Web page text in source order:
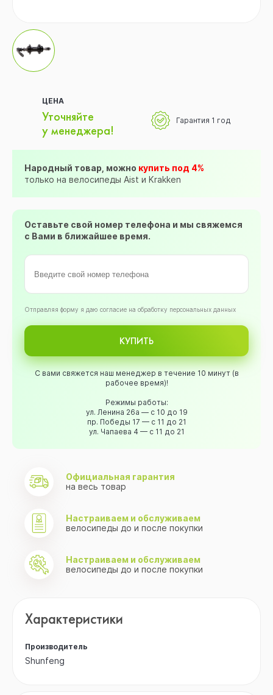
ЦЕНА
Уточняйте
у менеджера!
Гарантия 1 год
Народный товар, можно купить под 4%
только на велосипеды Aist и Krakken
Оставьте свой номер телефона и мы свяжемся
с Вами в ближайшее время.
Oтправляя форму я даю согласие на обработку персональных данных
КУПИТЬ
С вами свяжется наш менеджер в течение 10 минут (в
рабочее время)!
Режимы работы:
ул. Ленина 26а — с 10 до 19
пр. Победы 17 — с 11 до 21
ул. Чапаева 4 — с 11 до 21
Официальная гарантия
на весь товар
Настраиваем и обслуживаем
велосипеды до и после покупки
Настраиваем и обслуживаем
велосипеды до и после покупки
Характеристики
Производитель
Shunfeng